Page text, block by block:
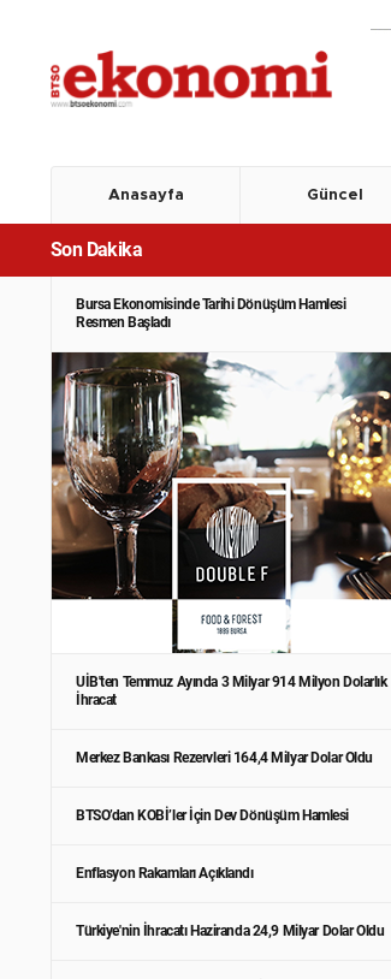
Anasayfa Güncel
Son Dakika
Bursa Ekonomisinde Tarihi Dönüşüm Hamlesi
Resmen Başladı
UİB'ten Temmuz Ayında 3 Milyar 914 Milyon Dolarlık
İhracat
Merkez Bankası Rezervleri 164,4 Milyar Dolar Oldu
BTSO’dan KOBİ’ler İçin Dev Dönüşüm Hamlesi
Enflasyon Rakamları Açıklandı
Türkiye'nin İhracatı Haziranda 24,9 Milyar Dolar Oldu